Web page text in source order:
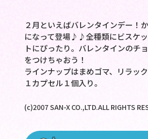
２月といえばバレンタインデー！
になって登場♪♪全種類にビスケ
トにぴったり。バレンタインのチ
をつけちゃおう！
ラインナップはまめゴマ、リラッ
１カプセル１個入り。
(c)2007 SAN-X CO.,LTD.ALL RIGHTS